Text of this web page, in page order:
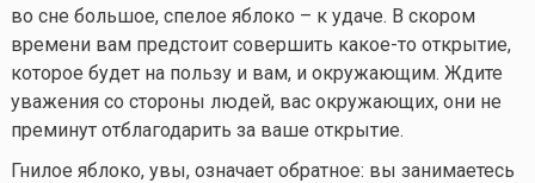
во сне большое, спелое яблоко – к удаче. В скором
времени вам предстоит совершить какое-то открытие,
которое будет на пользу и вам, и окружающим. Ждите
уважения со стороны людей, вас окружающих, они не
преминут отблагодарить за ваше открытие.
Гнилое яблоко, увы, означает обратное: вы занимаетесь